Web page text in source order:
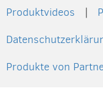
Produktvideos
Produkte von